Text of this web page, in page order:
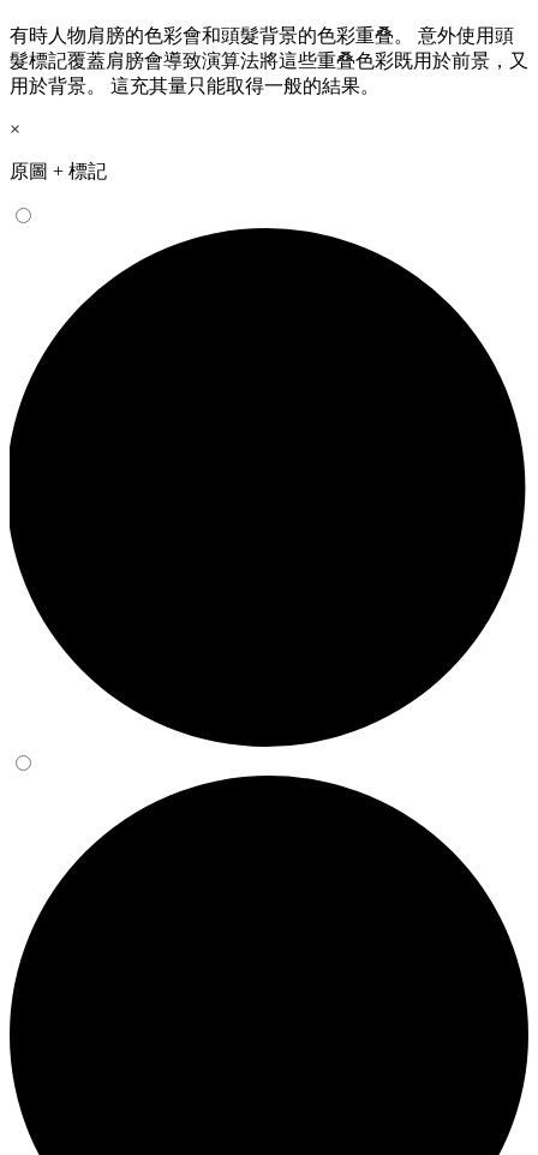
有時人物肩膀的色彩會和頭髮背景的色彩重叠。 意外使用頭
髮標記覆蓋肩膀會導致演算法將這些重叠色彩既用於前景，又
用於背景。 這充其量只能取得一般的結果。
×
原圖 + 標記